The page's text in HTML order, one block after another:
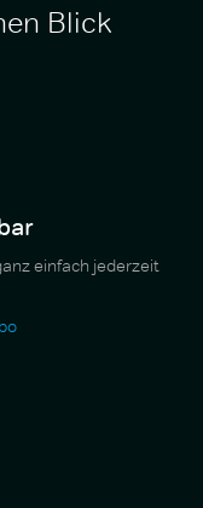
Blick
einfach jederzeit